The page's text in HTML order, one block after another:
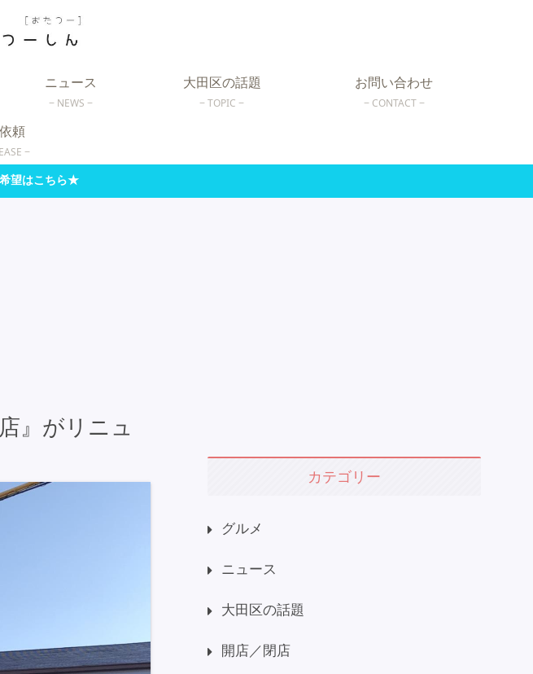
ニュース
NEWS
大田区の話題
TOPIC
お問い合わせ
CONTACT
頼
望はこちら★
』がリニュ
カテゴリー
グルメ
ニュース
大田区の話題
開店／閉店